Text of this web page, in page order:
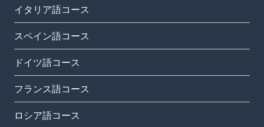
イタリア語コース
スペイン語コース
ドイツ語コース
フランス語コース
ロシア語コース